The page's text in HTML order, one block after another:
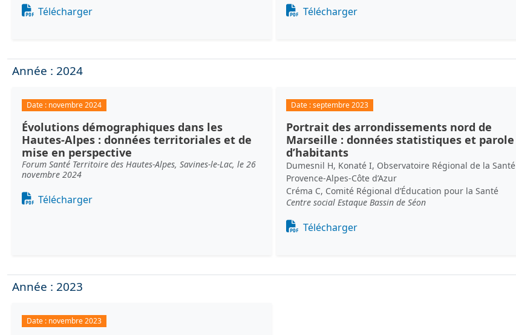
Document
Télécharger Document
Télécharger
Année : 2024
Date : novembre 2024
Évolutions démographiques dans les
Hautes-Alpes : données territoriales et de
mise en perspective
Forum Santé Territoire des Hautes-Alpes, Savines-le-Lac, le 26
novembre 2024
Document
Télécharger
Date :septembre 2023
Portrait des arrondissements nord de
Marseille : données statistiques et parole
d’habitants
Dumesnil H, Konaté I, Observatoire Régional de la Santé
Provence-Alpes-Côte d’Azur
Créma C, Comité Régional d’Éducation pour la Santé
Centre social Estaque Bassin de Séon
Document
Télécharger
Année : 2023
Date : novembre 2023